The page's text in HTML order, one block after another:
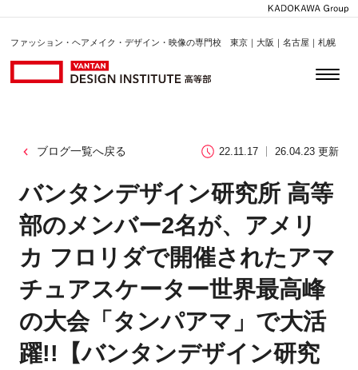
ファッション・ヘアメイク・デザイン・映像の専門校 東京｜大阪｜名古屋｜札幌
ブログ一覧へ戻る 22.11.17 26.04.23 更新
バンタンデザイン研究所 高等
部のメンバー2名が、アメリ
カ フロリダで開催されたアマ
チュアスケーター世界最高峰
の大会「タンパアマ」で大活
躍!!【バンタンデザイン研究